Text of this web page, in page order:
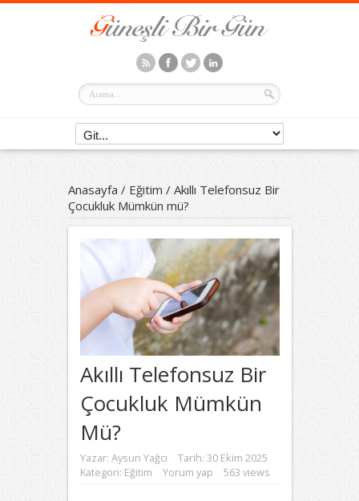
Anasayfa / Eğitim/Akıllı Telefonsuz Bir
Çocukluk Mümkün mü?
Akıllı Telefonsuz Bir
Çocukluk Mümkün
Mü?
Yazar: Aysun Yağcı
Tarih: 30 Ekim 2025
Kategori: Eğitim Yorum yap 563 views